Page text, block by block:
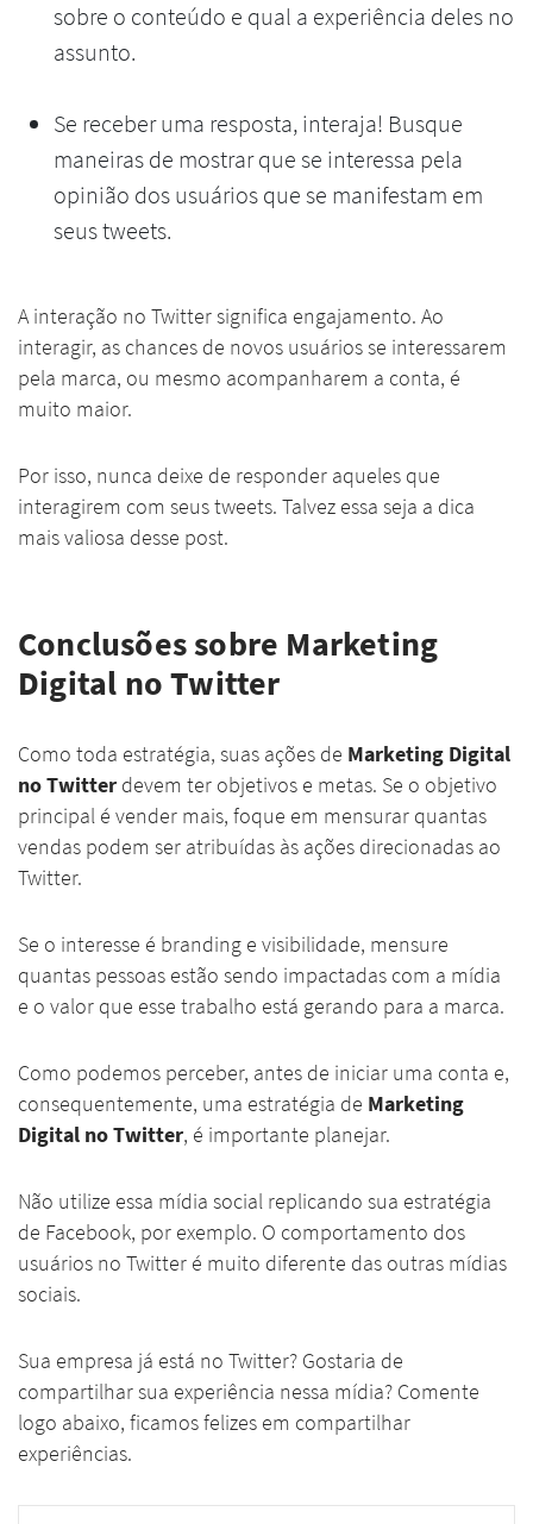
sobre o conteúdo e qual a experiência deles no
assunto.
Se receber uma resposta, interaja! Busque
maneiras de mostrar que se interessa pela
opinião dos usuários que se manifestam em
seus tweets.
A interação no Twitter significa engajamento. Ao
interagir, as chances de novos usuários se interessarem
pela marca, ou mesmo acompanharem a conta, é
muito maior.
Por isso, nunca deixe de responder aqueles que
interagirem com seus tweets. Talvez essa seja a dica
mais valiosa desse post.
Conclusões sobre Marketing
Digital no Twitter
Como toda estratégia, suas ações de Marketing Digital
no Twitter devem ter objetivos e metas. Se o objetivo
principal é vender mais, foque em mensurar quantas
vendas podem ser atribuídas às ações direcionadas ao
Twitter.
Se o interesse é branding e visibilidade, mensure
quantas pessoas estão sendo impactadas com a mídia
e o valor que esse trabalho está gerando para a marca.
Como podemos perceber, antes de iniciar uma conta e,
consequentemente, uma estratégia de Marketing
Digital no Twitter, é importante planejar.
Não utilize essa mídia social replicando sua estratégia
de Facebook, por exemplo. O comportamento dos
usuários no Twitter é muito diferente das outras mídias
sociais.
Sua empresa já está no Twitter? Gostaria de
compartilhar sua experiência nessa mídia? Comente
logo abaixo, ficamos felizes em compartilhar
experiências.